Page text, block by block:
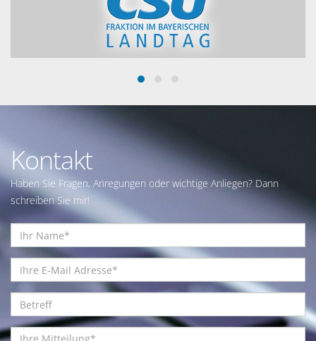
Kontakt
Haben Sie Fragen, Anregungen oder wichtige Anliegen? Dann
schreiben Sie mir!